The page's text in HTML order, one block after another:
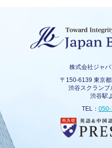
株式会社ジャ
〒150-6139 東京
渋谷スクランブ
渋谷駅
TEL：